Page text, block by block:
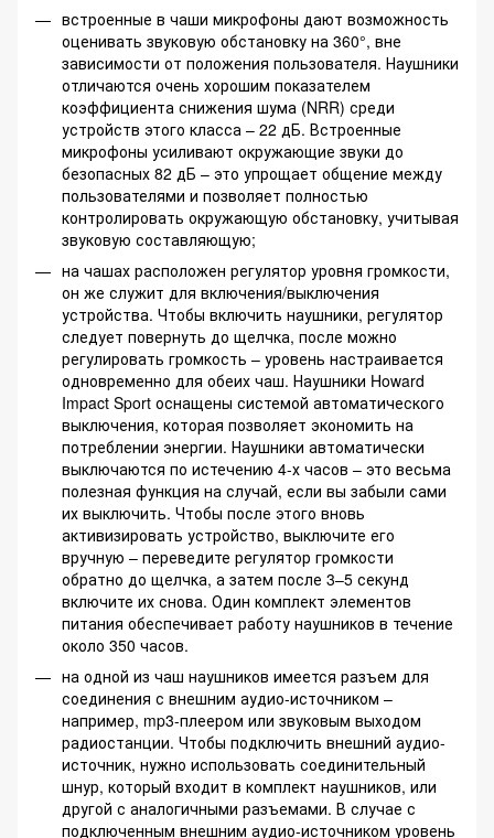
встроенные в чаши микрофоны дают возможность
оценивать звуковую обстановку на 360°, вне
зависимости от положения пользователя. Наушники
отличаются очень хорошим показателем
коэффициента снижения шума (NRR) среди
устройств этого класса – 22 дБ. Встроенные
микрофоны усиливают окружающие звуки до
безопасных 82 дБ – это упрощает общение между
пользователями и позволяет полностью
контролировать окружающую обстановку, учитывая
звуковую составляющую;
на чашах расположен регулятор уровня громкости,
он же служит для включения/выключения
устройства. Чтобы включить наушники, регулятор
следует повернуть до щелчка, после можно
регулировать громкость – уровень настраивается
одновременно для обеих чаш. Наушники Howard
Impact Sport оснащены системой автоматического
выключения, которая позволяет экономить на
потреблении энергии. Наушники автоматически
выключаются по истечению 4-х часов – это весьма
полезная функция на случай, если вы забыли сами
их выключить. Чтобы после этого вновь
активизировать устройство, выключите его
вручную – переведите регулятор громкости
обратно до щелчка, а затем после 3–5 секунд
включите их снова. Один комплект элементов
питания обеспечивает работу наушников в течение
около 350 часов.
на одной из чаш наушников имеется разъем для
соединения с внешним аудио-источником –
например, mp3-плеером или звуковым выходом
радиостанции. Чтобы подключить внешний аудио-
источник, нужно использовать соединительный
шнур, который входит в комплект наушников, или
другой с аналогичными разъемами. В случае с
подключенным внешним аудио-источником уровень